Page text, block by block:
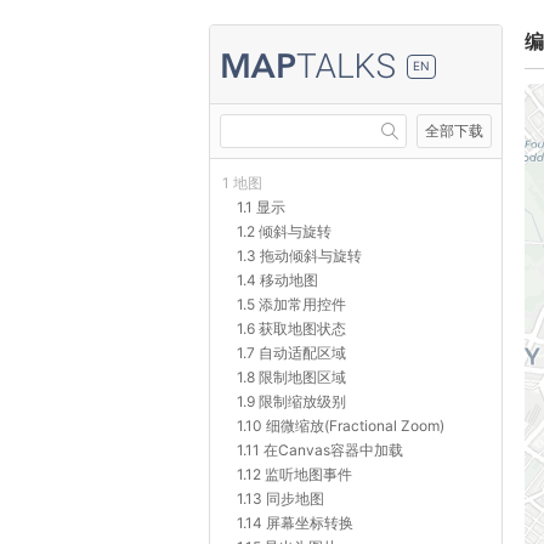
EN
全部下载
1 地图
1.1 显示
1.2 倾斜与旋转
1.3 拖动倾斜与旋转
1.4 移动地图
1.5 添加常用控件
1.6 获取地图状态
1.7 自动适配区域
1.8 限制地图区域
1.9 限制缩放级别
1.10 细微缩放(Fractional Zoom)
1.11 在Canvas容器中加载
1.12 监听地图事件
1.13 同步地图
1.14 屏幕坐标转换